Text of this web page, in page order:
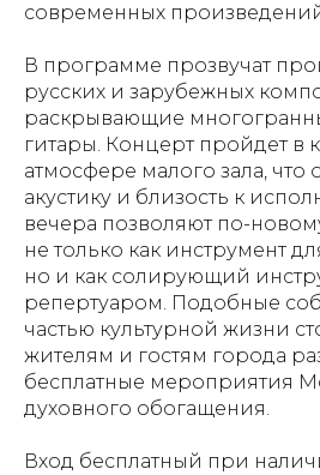
современных
В программе прозвучат
русских и зарубежных
раскрывающие
гитары. Концерт пройдет в
атмосфере малого зала, что
акустику и близость к
вечера позволяют по-
не только как инструмент
но и как солирующий
репертуаром. Подобные
частью культурной жизни
жителям и гостям города
бесплатные мероприятия
духовного обогащения.
Вход бесплатный при